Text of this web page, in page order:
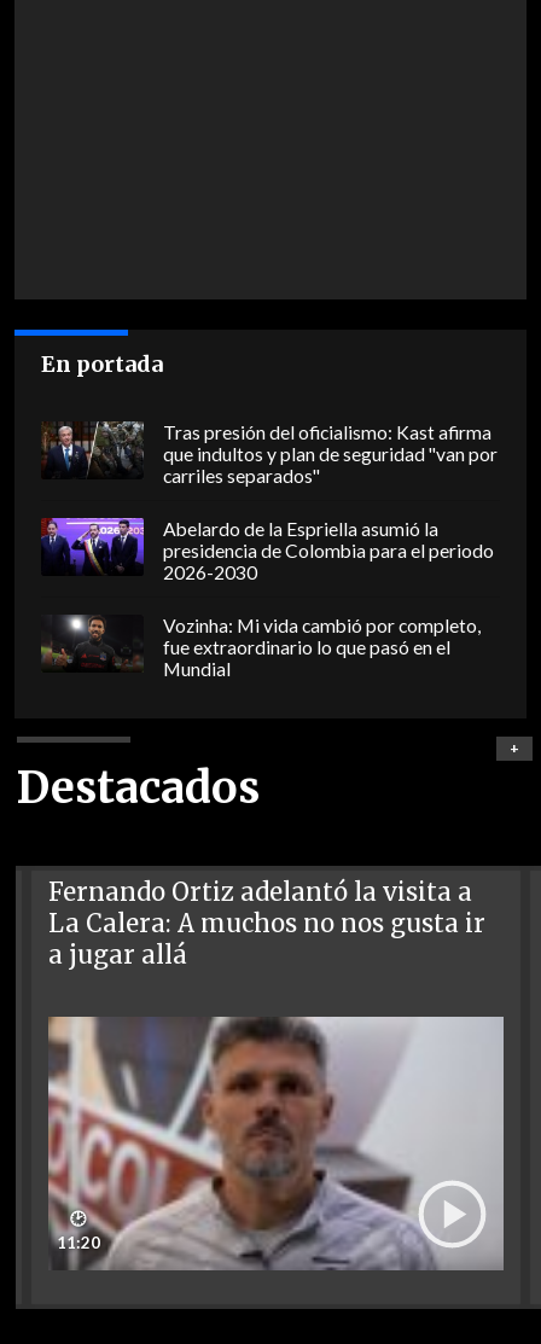
En portada
Tras presión del oficialismo: Kast afirma
que indultos y plan de seguridad "van por
carriles separados"
Abelardo de la Espriella asumió la
presidencia de Colombia para el periodo
2026-2030
Vozinha: Mi vida cambió por completo,
fue extraordinario lo que pasó en el
Mundial
Destacados
+
Fernando Ortiz adelantó la visita a
La Calera: A muchos no nos gusta ir
a jugar allá
🕑
11:20